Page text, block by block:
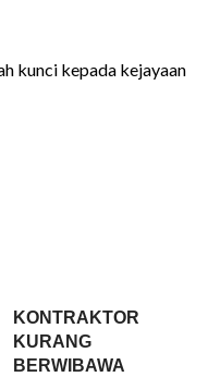
kunci kepada kejayaan
KONTRAKTOR
KURANG
BERWIBAWA